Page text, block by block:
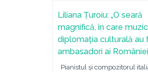
Liliana Țuroiu: „O seară
magnifică, în care
diplomaţia culturală au
ambasadori ai
Pianistul și compozitorul